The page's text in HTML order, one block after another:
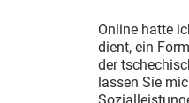
Online hatte
dient, ein
der
lassen Sie